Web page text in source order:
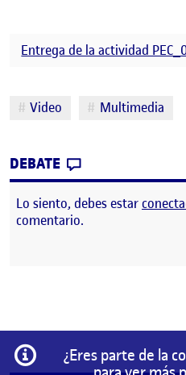
Entrega de la actividad
Etiquetas
Video Multimedia
DEBATE
Lo siento, debes estar
comentario.
Información
¿Eres parte de la